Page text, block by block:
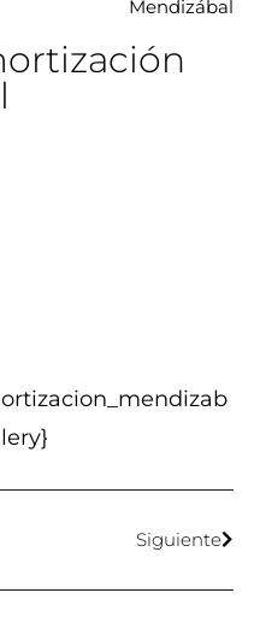
Mendizábal
Siguiente